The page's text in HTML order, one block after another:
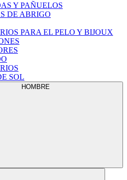
Y PAÑUELOS
DE ABRIGO
PARA EL PELO Y BIJOUX
SOL
HOMBRE